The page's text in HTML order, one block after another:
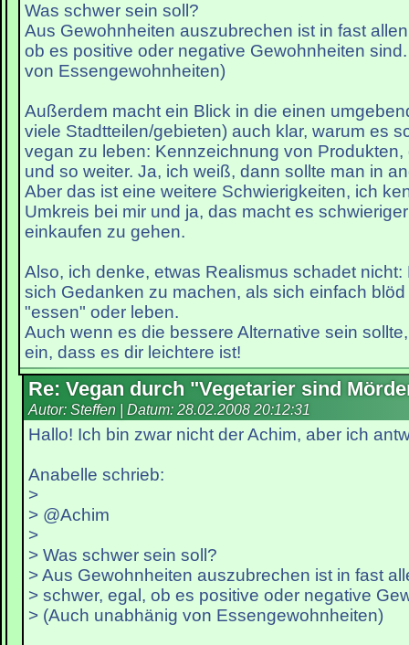
Was schwer sein soll?
Aus Gewohnheiten auszubrechen ist in fast
ob es positive oder negative Gewohnheiten
von Essengewohnheiten)
Außerdem macht ein Blick in die einen
viele Stadtteilen/gebieten) auch klar, warum es
vegan zu leben: Kennzeichnung von
und so weiter. Ja, ich weiß, dann sollte man in
Aber das ist eine weitere Schwierigkeiten, ich
Umkreis bei mir und ja, das macht es
einkaufen zu gehen.
Also, ich denke, etwas Realismus schadet nicht:
sich Gedanken zu machen, als sich einfach
"essen" oder leben.
Auch wenn es die bessere Alternative sein
ein, dass es dir leichtere ist!
Re: Vegan durch "Vegetarier sind
Autor: Steffen | Datum: 28.02.2008 20:12:31
Hallo! Ich bin zwar nicht der Achim, aber ich
Anabelle schrieb:
>
> @Achim
>
> Was schwer sein soll?
> Aus Gewohnheiten auszubrechen ist in fast
> schwer, egal, ob es positive oder negative
> (Auch unabhänig von Essengewohnheiten)